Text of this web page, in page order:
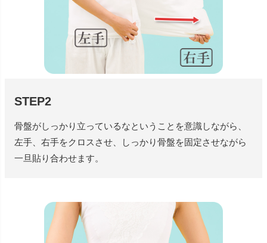
STEP2
骨盤がしっかり立っているなということを意識しながら、
左手、右手をクロスさせ、しっかり骨盤を固定させながら
一旦貼り合わせます。